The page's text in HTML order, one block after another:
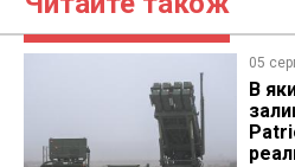
05
В